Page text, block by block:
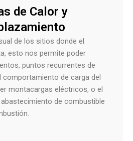
de Calor y
de los sitios donde el
esto nos permite poder
puntos recurrentes de
de carga del
montacargas eléctricos, o el
de combustible